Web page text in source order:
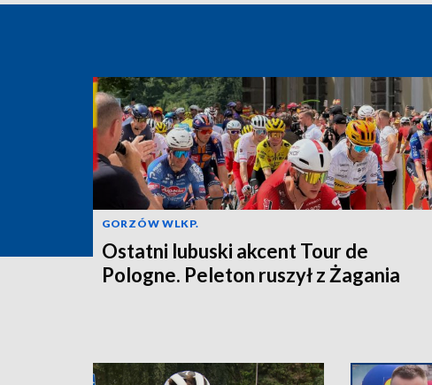
GORZÓW WLKP.
Ostatni lubuski akcent Tour de
Pologne. Peleton ruszył z Żagania